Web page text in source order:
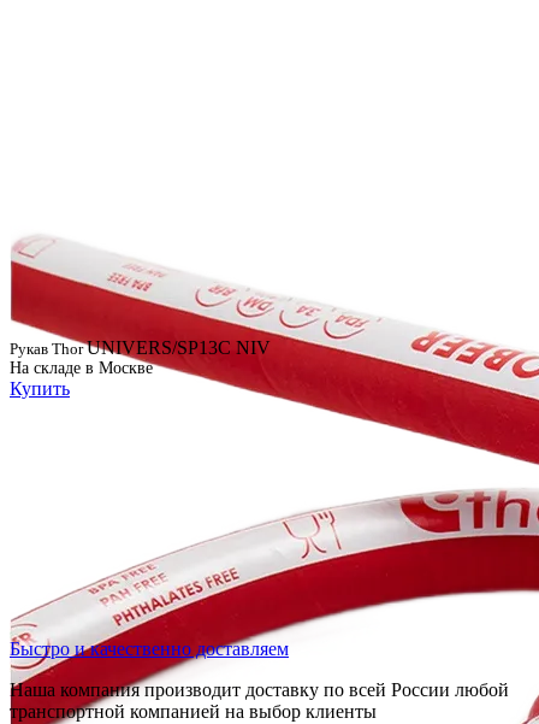
Рукав ThorUNIVERS/SP13C NIV
На складе в Москве
Купить
Быстро и качественно доставляем
Наша компания производит доставку по всей России любой
транспортной компанией на выбор клиенты